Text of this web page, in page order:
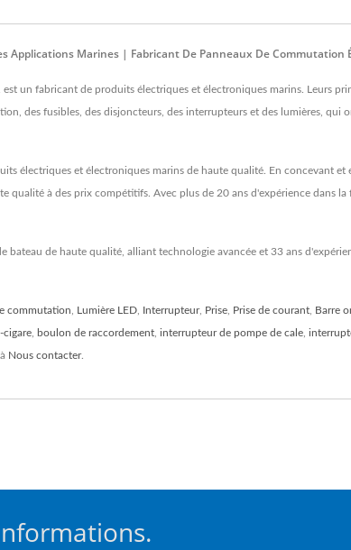
Applications Marines | Fabricant De Panneaux De
est un fabricant de produits électriques et électroniques marins. Leurs
des fusibles, des disjoncteurs, des interrupteurs et des lumières,
électriques et électroniques marins de haute qualité. En concevant
qualité à des prix compétitifs. Avec plus de 20 ans d'expérience dans
bateau de haute qualité, alliant technologie avancée et 33 ans
commutation Lumière LED Interrupteur, Prise Prise de courant Barre
cigare boulon de raccordement interrupteur de pompe de cale
Nous contacter.